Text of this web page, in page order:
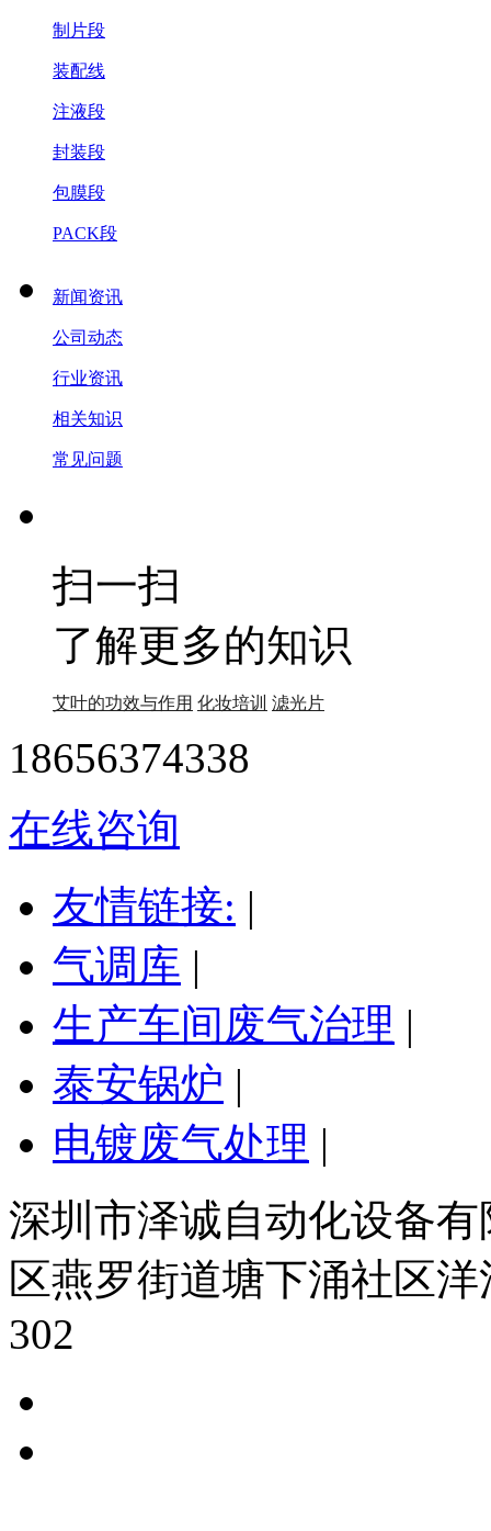
制片段
装配线
注液段
封装段
包膜段
PACK段
新闻资讯
公司动态
行业资讯
相关知识
常见问题
扫一扫
了解更多的知识
艾叶的功效与作用 化妆培训 滤光片
18656374338
在线咨询
友情链接: |
气调库 |
生产车间废气治理 |
泰安锅炉 |
电镀废气处理 |
深圳市泽诚自动化设备
区燕罗街道塘下涌社区
302